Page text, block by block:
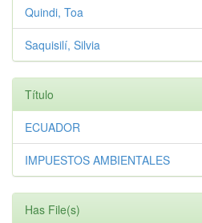
Quindi, Toa
Saquisilí, Silvia
Título
ECUADOR
IMPUESTOS AMBIENTALES
Has File(s)